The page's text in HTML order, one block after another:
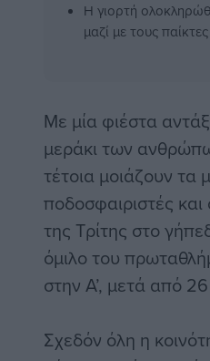
Η γιορτή
μαζί με τους
Με μία φιέστα
μεράκι των
τέτοια μοιάζουν τα
ποδοσφαιριστές
της Τρίτης στο
όμιλο του
στην Α’, μετά από
Σχεδόν όλη η